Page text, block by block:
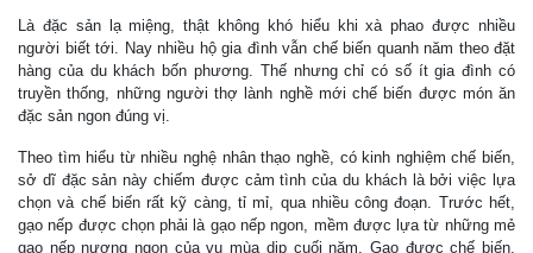
Là đặc sản lạ miệng, thật không khó hiểu khi xà phao được nhiều
người biết tới. Nay nhiều hộ gia đình vẫn chế biến quanh năm theo đặt
hàng của du khách bốn phương. Thế nhưng chỉ có số ít gia đình có
truyền thống, những người thợ lành nghề mới chế biến được món ăn
đặc sản ngon đúng vị.
Theo tìm hiểu từ nhiều nghệ nhân thạo nghề, có kinh nghiệm chế biến,
sở dĩ đặc sản này chiếm được cảm tình của du khách là bởi việc lựa
chọn và chế biến rất kỹ càng, tỉ mỉ, qua nhiều công đoạn. Trước hết,
gạo nếp được chọn phải là gạo nếp ngon, mềm được lựa từ những mẻ
gạo nếp nương ngon của vụ mùa dịp cuối năm. Gạo được chế biến,